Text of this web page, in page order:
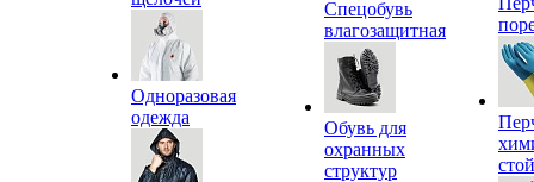
Одноразовая
одежда
Спецобувь
влагозащитная
Обувь для
охранных
структур